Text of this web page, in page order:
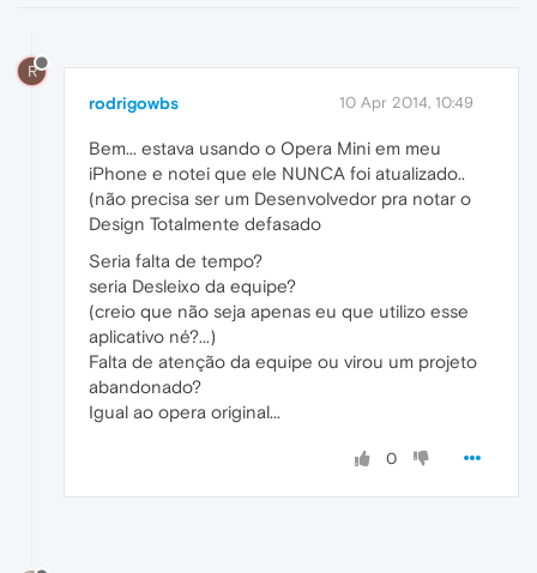
R
rodrigowbs 10 Apr 2014, 10:49
Bem... estava usando o Opera Mini em meu
iPhone e notei que ele NUNCA foi atualizado..
(não precisa ser um Desenvolvedor pra notar o
Design Totalmente defasado
Seria falta de tempo?
seria Desleixo da equipe?
(creio que não seja apenas eu que utilizo esse
aplicativo né?...)
Falta de atenção da equipe ou virou um projeto
abandonado?
Igual ao opera original...
0